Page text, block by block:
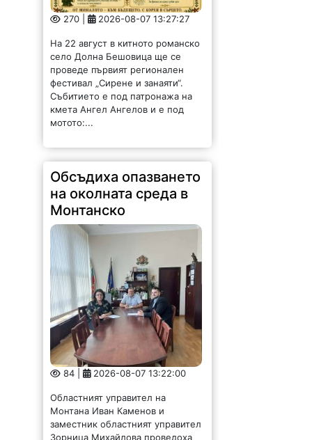
проведе първият регионален
фестивал „Сирене и занаяти“.
кмета Ангел Ангелов и е под
мотото:...
Обсъдиха опазването
на околната среда в
Монтанско
84 | 2026-08-07 13:22:00
Областният управител на
Монтана Иван Каменов и
заместник областният управител
Зорница Михайлова проведоха
директор на РИОСВ - Светослав
Илиев. По време на срещата бяха
обсъдени приоритетите в...